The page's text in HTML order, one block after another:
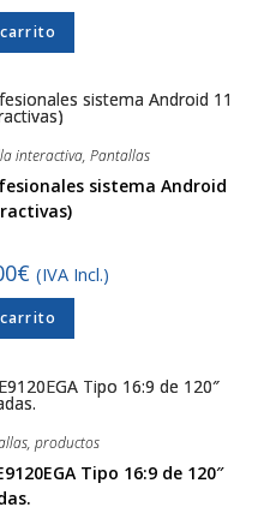
interactiva, Pantallas
sistema Android
€ (IVA Incl.)
, productos
Tipo 16:9 de 120″